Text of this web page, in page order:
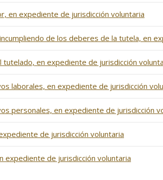
en expediente de jurisdicción voluntaria
de los deberes de la tutela, en
en expediente de jurisdicción
laborales, en expediente de jurisdicción
personales, en expediente de jurisdicción
de jurisdicción voluntaria
expediente de jurisdicción voluntaria